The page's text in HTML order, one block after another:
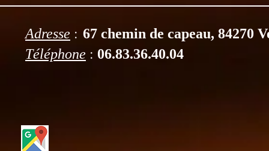
Adresse : 67 chemin de capeau, 84270
Téléphone : 06.83.36.40.04